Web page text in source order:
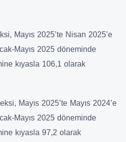
Mayıs 2025’te Nisan 2025’e
Mayıs 2025 döneminde
kıyasla 106,1 olarak
Mayıs 2025’te Mayıs 2024’e
Mayıs 2025 döneminde
kıyasla 97,2 olarak